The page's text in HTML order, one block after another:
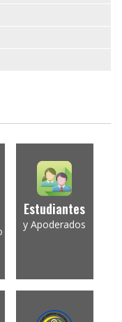
Estudiantes
y Apoderados